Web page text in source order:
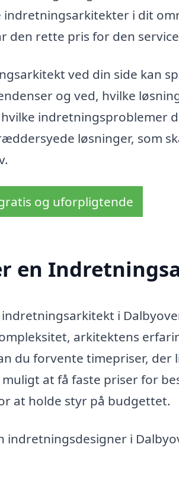
i dit
den rette pris for den
ved din side kan
og ved, hvilke
indretningsproblemer
løsninger, som
og uforpligtende
en
i
arkitektens
du forvente timepriser, der
at få faste priser for
at holde styr på budgettet.
indretningsdesigner i